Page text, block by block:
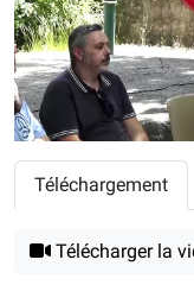
Téléchargement
Télécharger la